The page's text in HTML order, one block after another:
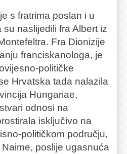
s fratrima poslan i u
naslijedili fra Albert iz
Fra Dionizije
franciskanologa, je
političke
Hrvatska tada nalazila
Hungariae,
odnosi na
isključivo na
političkom području,
poslije ugasnuća